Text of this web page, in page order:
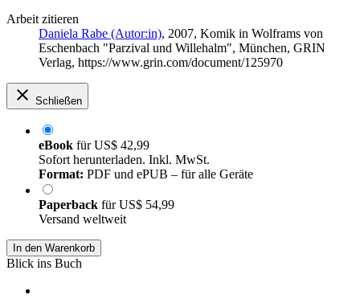
Arbeit zitieren
Daniela Rabe (Autor:in), 2007, Komik in Wolframs von
Eschenbach "Parzival und Willehalm", München, GRIN
Verlag, https://www.grin.com/document/125970
Schließen
eBook fürUS$ 42,99
Sofort herunterladen. Inkl. MwSt.
Format: PDF und ePUB – für alle Geräte
Paperback fürUS$ 54,99
Versand weltweit
In den Warenkorb
Blick ins Buch